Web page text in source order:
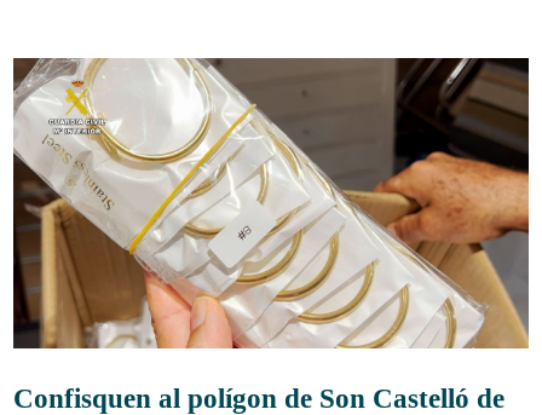
Confisquen al polígon de Son Castelló de